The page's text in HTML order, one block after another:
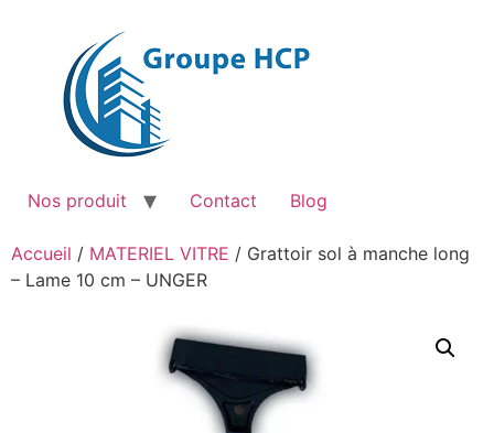
Nos produit Contact Blog
Accueil / MATERIEL VITRE / Grattoir sol à manche long
– Lame 10 cm – UNGER